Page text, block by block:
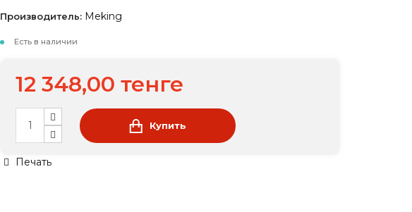
Производитель: Meking
Есть в наличии
12 348,00 тенге
Купить
Печать